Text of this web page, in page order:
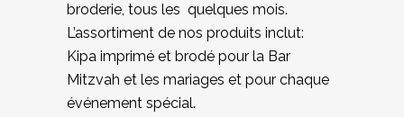
broderie, tous les quelques mois.
L’assortiment de nos produits inclut:
Kipa imprimé et brodé pour la Bar
Mitzvah et les mariages et pour chaque
événement spécial.